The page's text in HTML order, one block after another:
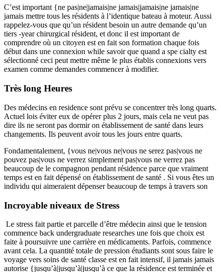
C’est important {ne pas|ne|jamais|ne jamais|jamais|ne jamais|ne
jamais mettre tous les résidents à l’identique bateau à moteur. Aussi
rappelez-vous que qu’un résident besoin un autre demande qu’un
tiers -year chirurgical résident, et donc il est important de
comprendre où un citoyen est en fait son formation chaque fois
début dans une connexion while savoir que quand a spe cialty est
sélectionné ceci peut mettre même le plus établis connexions vers
examen comme demandes commencer à modifier.
Très long Heures
Des médecins en residence sont prévu se concentrer très long quarts.
Actuel lois éviter eux de opérer plus 2 jours, mais cela ne veut pas
dire ils ne seront pas dormir on établissement de santé dans leurs
changements. Ils peuvent avoir tous les jours entre quarts.
Fondamentalement, {vous ne|vous ne|vous ne serez pas|vous ne
pouvez pas|vous ne verrez simplement pas|vous ne verrez pas
beaucoup de le compagnon pendant résidence parce que vraiment
temps est en fait dépensé on établissement de santé . Si vous êtes un
individu qui aimeraient dépenser beaucoup de temps à travers son
Incroyable niveaux de Stress
Le stress fait partie et parcelle d’être médecin ainsi que le tension
commence back undergraduate researches une fois que choix est
faite à poursuivre une carrière en médicaments. Parfois, commence
avant cela. La quantité totale de pression étudiants sont sous faire le
voyage vers soins de santé classe est en fait intensif, il jamais jamais
autorise {jusqu’à|jusqu’à|jusqu’à ce que la résidence est terminée et